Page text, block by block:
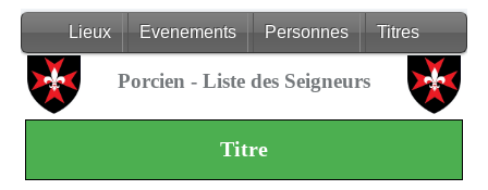
Lieux Evenements Personnes Titres
Porcien - Liste des Seigneurs
Titre